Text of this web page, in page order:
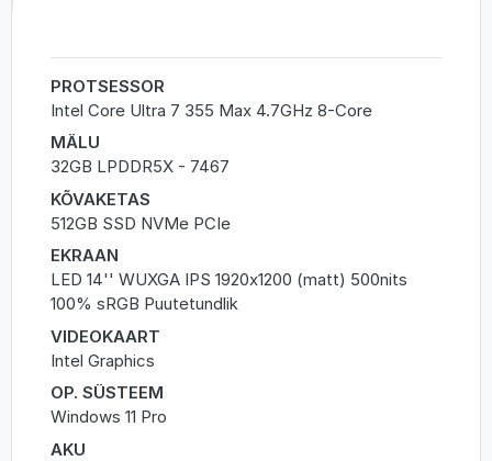
PROTSESSOR
Intel Core Ultra 7 355 Max 4.7GHz 8-Core
MÄLU
32GB LPDDR5X - 7467
KÕVAKETAS
512GB SSD NVMe PCIe
EKRAAN
LED 14'' WUXGA IPS 1920x1200 (matt) 500nits
100% sRGB Puutetundlik
VIDEOKAART
Intel Graphics
OP. SÜSTEEM
Windows 11 Pro
AKU